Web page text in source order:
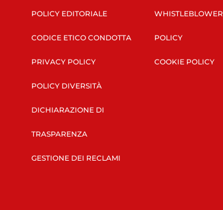
POLICY EDITORIALE
CODICE ETICO CONDOTTA
PRIVACY POLICY
POLICY DIVERSITÀ
DICHIARAZIONE DI
TRASPARENZA
GESTIONE DEI RECLAMI
WHISTLEBLOWER
POLICY
COOKIE POLICY